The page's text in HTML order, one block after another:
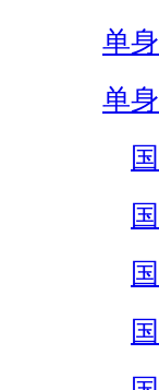
单
单